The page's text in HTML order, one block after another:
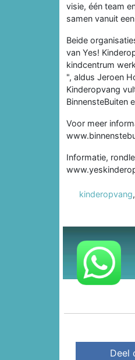
visie, één team
samen vanuit
Beide
van Yes!
kindcentrum
", aldus Jeroen
Kinderopvang
BinnensteBuiten
Voor meer
Informatie,
kinderopvang,
Deel